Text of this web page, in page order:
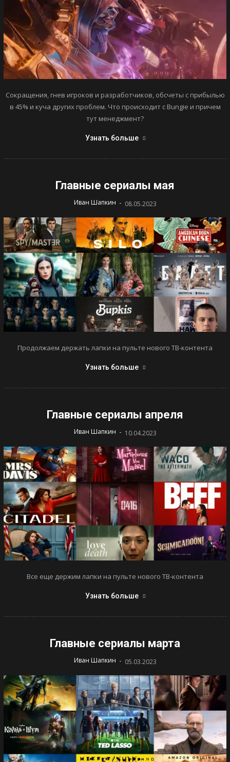
Сокращения, гнев игроков и разработчиков, обсчеты с прибылью
в 45% и куча других проблем. Что происходит с Bungie и причем
тут менеджмент?
Узнать больше
Главные сериалы мая
Иван Шапкин - 08.05.2023
Продолжаем держать лапки на пульте нового ТВ-контента
Узнать больше
Главные сериалы апреля
Иван Шапкин - 10.04.2023
Все еще держим лапки на пульте нового ТВ-контента
Узнать больше
Главные сериалы марта
Иван Шапкин - 05.03.2023